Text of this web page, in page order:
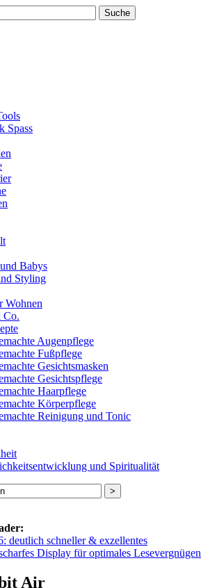
Spass
Babys
Styling
Wohnen
Co.
Augenpflege
Fußpflege
Gesichtsmasken
Gesichtspflege
Haarpflege
Körperpflege
Reinigung und Tonic
und Spiritualität
deutlich schneller & exzellentes
Display für optimales Lesevergnügen